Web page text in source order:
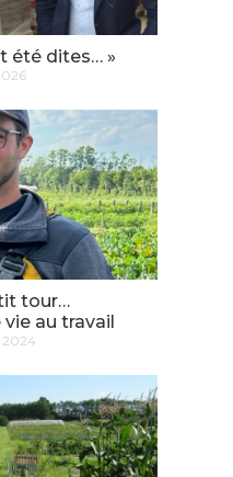
été dites… »
tour…
au travail
2024